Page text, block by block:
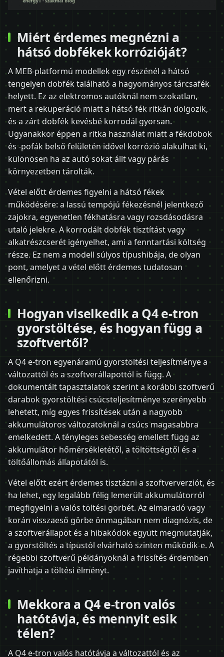
Miért érdemes megnézni a
hátsó dobfékek korrózióját?
A MEB-platformú modellek egy részénél a hátsó
tengelyen dobfék található a hagyományos tárcsafék
helyett. Ez az elektromos autóknál nem szokatlan,
mert a rekuperáció miatt a hátsó fék ritkán dolgozik,
és a zárt dobfék kevésbé korrodál gyorsan.
Ugyanakkor éppen a ritka használat miatt a fékdobok
és -pofák belső felületén idővel korrózió alakulhat ki,
különösen ha az autó sokat állt vagy párás
környezetben tárolták.
Vétel előtt érdemes figyelni a hátsó fékek
működésére: a lassú tempójú fékezésnél jelentkező
zajokra, egyenetlen fékhatásra vagy rozsdásodásra
utaló jelekre. A korrodált dobfék tisztítást vagy
alkatrészcserét igényelhet, ami a fenntartási költség
része. Ez nem a modell súlyos típushibája, de olyan
pont, amelyet a vétel előtt érdemes tudatosan
ellenőrizni.
Hogyan viselkedik a Q4 e-tron
gyorstöltése, és hogyan függ a
szoftvertől?
A Q4 e-tron egyenáramú gyorstöltési teljesítménye a
változattól és a szoftverállapottól is függ. A
dokumentált tapasztalatok szerint a korábbi szoftverű
darabok gyorstöltési csúcsteljesítménye szerényebb
lehetett, míg egyes frissítések után a nagyobb
akkumulátoros változatoknál a csúcs magasabbra
emelkedett. A tényleges sebesség emellett függ az
akkumulátor hőmérsékletétől, a töltöttségtől és a
töltőállomás állapotától is.
Vétel előtt ezért érdemes tisztázni a szoftververziót, és
ha lehet, egy legalább félig lemerült akkumulátorról
megfigyelni a valós töltési görbét. Az elmaradó vagy
korán visszaeső görbe önmagában nem diagnózis, de
a szoftverállapot és a hibakódok együtt megmutatják,
a gyorstöltés a típustól elvárható szinten működik-e. A
régebbi szoftverű példányoknál a frissítés érdemben
javíthatja a töltési élményt.
Mekkora a Q4 e-tron valós
hatótávja, és mennyit esik
télen?
A Q4 e-tron valós hatótávja a változattól és az